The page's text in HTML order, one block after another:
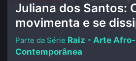
Juliana dos Santos:
movimenta e se
Raiz - Arte
Contemporânea